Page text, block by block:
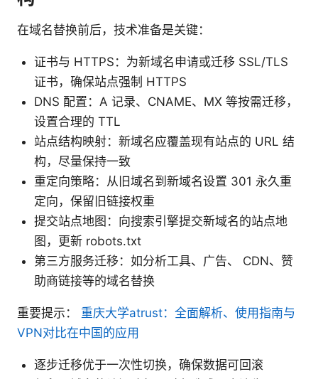
在域名替换前后，技术准备是关键：
证书与 HTTPS：为新域名申请或迁移 SSL/TLS
证书，确保站点强制 HTTPS
DNS 配置：A 记录、CNAME、MX 等按需迁移，
设置合理的 TTL
站点结构映射：新域名应覆盖现有站点的 URL 结
构，尽量保持一致
重定向策略：从旧域名到新域名设置 301 永久重
定向，保留旧链接权重
提交站点地图：向搜索引擎提交新域名的站点地
图，更新 robots.txt
第三方服务迁移：如分析工具、广告、 CDN、赞
助商链接等的域名替换
重要提示： 重庆大学atrust：全面解析、使用指南与
VPN对比在中国的应用
逐步迁移优于一次性切换，确保数据可回滚